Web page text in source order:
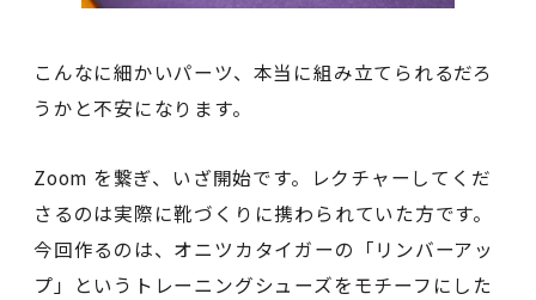
こんなに細かいパーツ、本当に組み立てられるだろ
うかと不安になります。
Zoom を繋ぎ、いざ開始です。レクチャーしてくだ
さるのは実際に靴づくりに携わられていた方です。
今回作るのは、オニツカタイガーの「リンバーアッ
プ」というトレーニングシューズをモチーフにした